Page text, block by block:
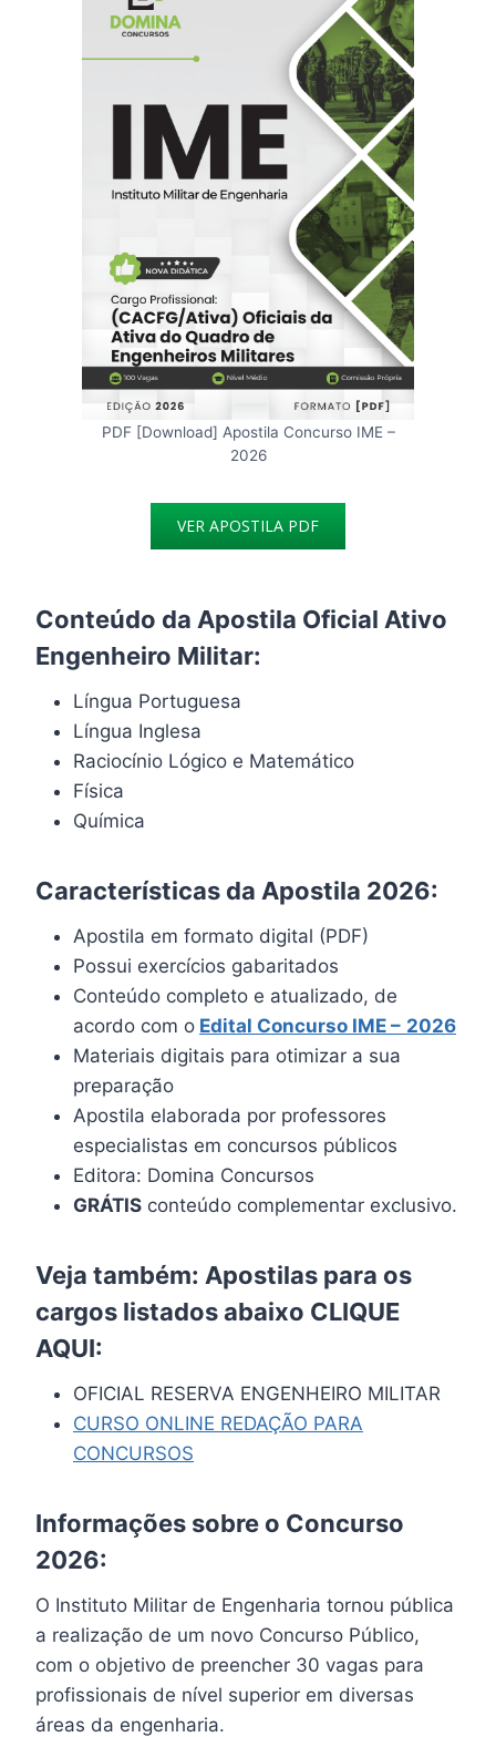
PDF [Download] Apostila Concurso IME –
2026
VER APOSTILA PDF
Conteúdo da Apostila Oficial Ativo
Engenheiro Militar:
Língua Portuguesa
Língua Inglesa
Raciocínio Lógico e Matemático
Física
Química
Características da Apostila 2026:
Apostila em formato digital (PDF)
Possui exercícios gabaritados
Conteúdo completo e atualizado, de
acordo com o Edital Concurso IME – 2026
Materiais digitais para otimizar a sua
preparação
Apostila elaborada por professores
especialistas em concursos públicos
Editora: Domina Concursos
GRÁTIS conteúdo complementar exclusivo.
Veja também: Apostilas para os
cargos listados abaixo CLIQUE
AQUI:
OFICIAL RESERVA ENGENHEIRO MILITAR
CURSO ONLINE REDAÇÃO PARA
CONCURSOS
Informações sobre o Concurso
2026:
O Instituto Militar de Engenharia tornou pública
a realização de um novo Concurso Público,
com o objetivo de preencher 30 vagas para
profissionais de nível superior em diversas
áreas da engenharia.